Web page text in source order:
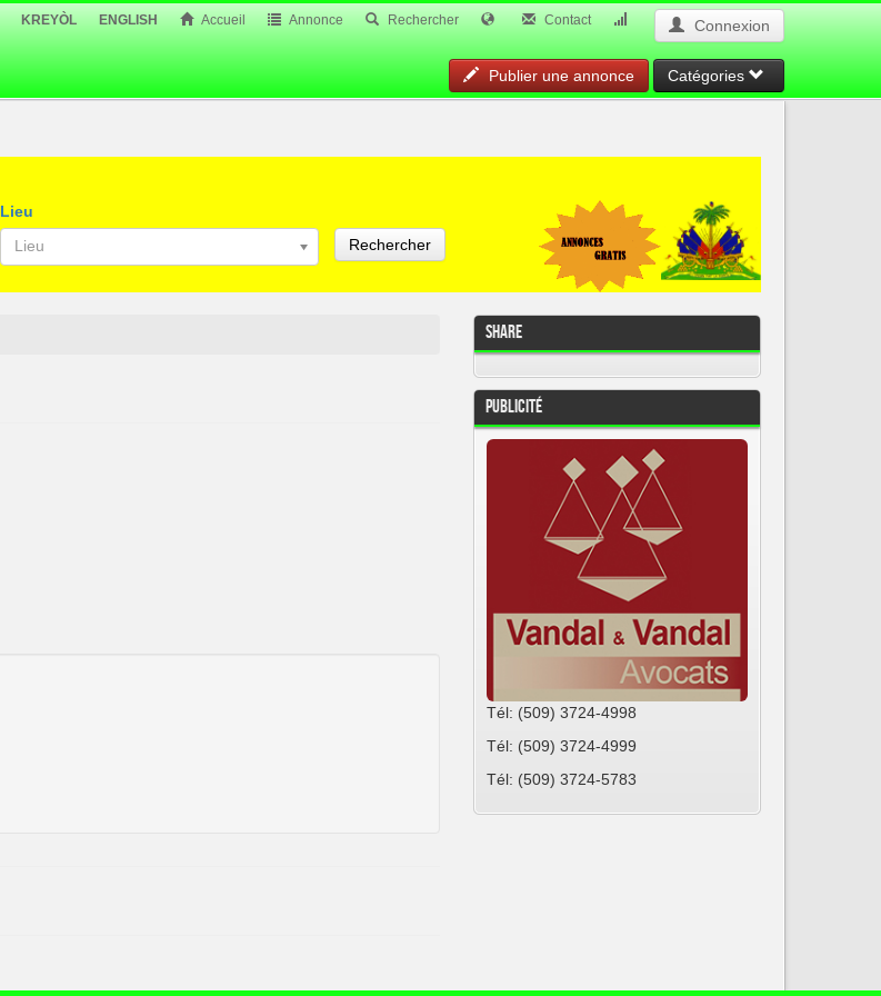
KREYÒL ENGLISH Accueil Annonce Rechercher Contact Connexion
Publier une annonce Catégories
Lieu
Lieu
Rechercher
Share
Publicité
Tél: (509) 3724-4998
Tél: (509) 3724-4999
Tél: (509) 3724-5783